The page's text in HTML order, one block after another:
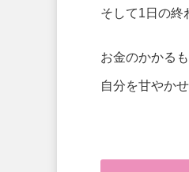
そして1日の終
お金のかかる
自分を甘やか